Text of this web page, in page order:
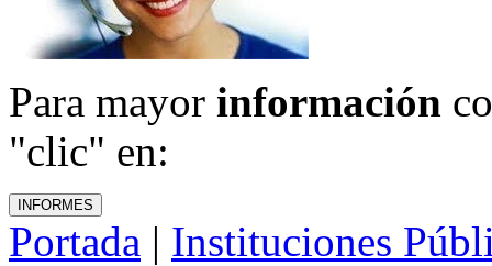
Para mayor información
"clic" en:
Portada | Instituciones